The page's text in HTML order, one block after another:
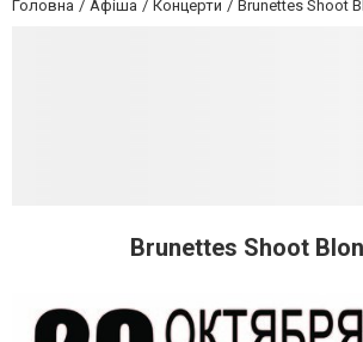
Головна Афіша Концерти Brunettes Shoot
Brunettes Shoot